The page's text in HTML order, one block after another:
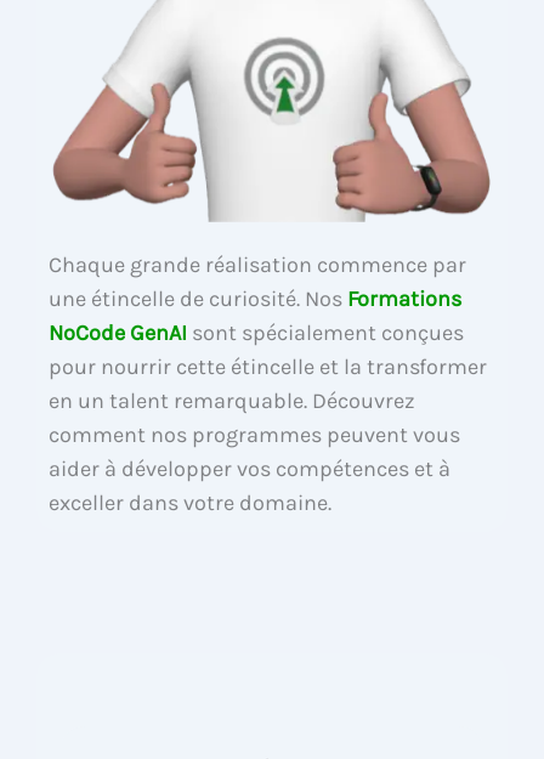
Chaque grande réalisation commence par
une étincelle de curiosité. Nos Formations
NoCode GenAI sont spécialement conçues
pour nourrir cette étincelle et la transformer
en un talent remarquable. Découvrez
comment nos programmes peuvent vous
aider à développer vos compétences et à
exceller dans votre domaine.